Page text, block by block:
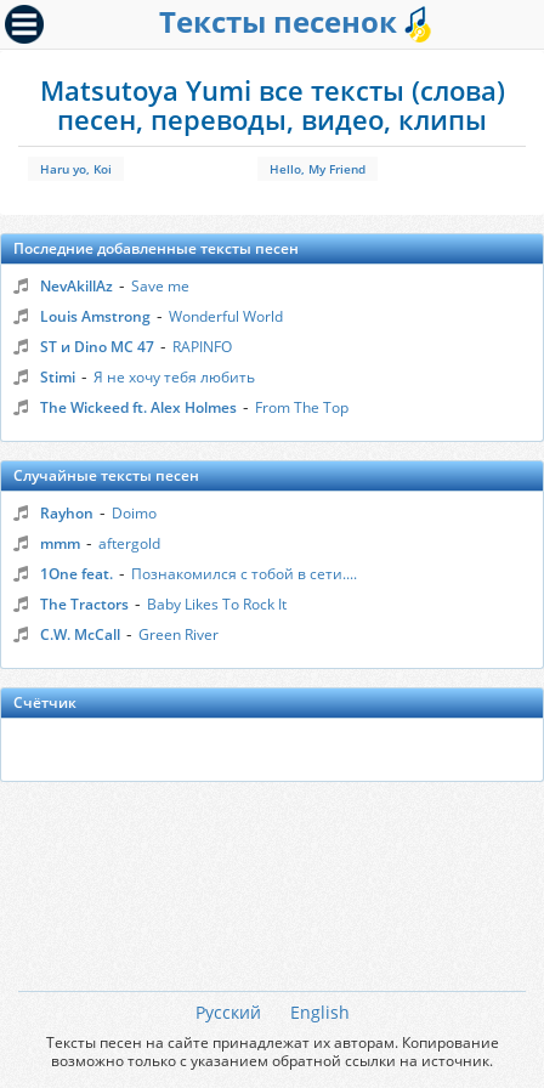
Тексты песенок
Matsutoya Yumi все тексты (слова)
песен, переводы, видео, клипы
Haru yo, Koi Hello, My Friend
Последние добавленные тексты песен
NevAkillAz - Save me
Louis Amstrong - Wonderful World
ST и Dino MC 47 - RAPINFO
Stimi - Я не хочу тебя любить
The Wickeed ft. Alex Holmes - From The Top
Случайные тексты песен
Rayhon - Doimo
mmm - aftergold
1One feat. - Познакомился с тобой в сети....
The Tractors - Baby Likes To Rock It
C.W. McCall - Green River
Счётчик
Русский English
Тексты песен на сайте принадлежат их авторам. Копирование
возможно только с указанием обратной ссылки на источник.